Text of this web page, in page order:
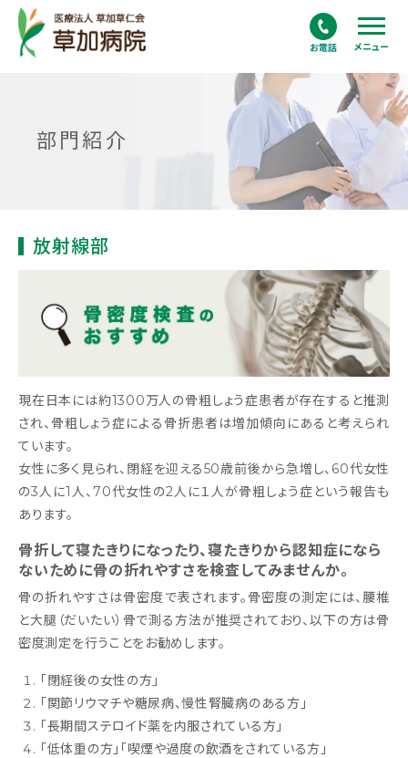
メニュー
部門紹介
放射線部
現在日本には約1300万人の骨粗しょう症患者が存在すると推測
され、骨粗しょう症による骨折患者は増加傾向にあると考えられ
ています。
女性に多く見られ、閉経を迎える50歳前後から急増し、60代女性
の3人に1人、70代女性の2人に１人が骨粗しょう症という報告も
あります。
骨折して寝たきりになったり、寝たきりから認知症になら
ないために骨の折れやすさを検査してみませんか。
骨の折れやすさは骨密度で表されます。骨密度の測定には、腰椎
と大腿（だいたい）骨で測る方法が推奨されており、以下の方は骨
密度測定を行うことをお勧めします。
「閉経後の女性の方」
「関節リウマチや糖尿病、慢性腎臓病のある方」
「長期間ステロイド薬を内服されている方」
「低体重の方」「喫煙や過度の飲酒をされている方」